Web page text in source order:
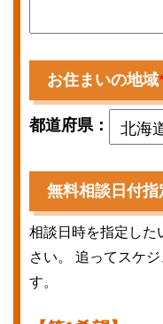
お住まいの地域
都道府県：
無料相談日付指
相談日時を指定した
さい。 追ってスケ
す。